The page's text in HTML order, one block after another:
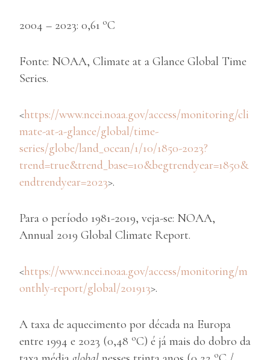
2004 – 2023: 0,61 oC
Fonte: NOAA, Climate at a Glance Global Time
Series.
<https://www.ncei.noaa.gov/access/monitoring/cli
mate-at-a-glance/global/time-
series/globe/land_ocean/1/10/1850-2023?
trend=true&trend_base=10&begtrendyear=1850&
endtrendyear=2023>.
Para o período 1981-2019, veja-se: NOAA,
Annual 2019 Global Climate Report.
<https://www.ncei.noaa.gov/access/monitoring/m
onthly-report/global/201913>.
A taxa de aquecimento por década na Europa
entre 1994 e 2023 (0,48 oC) é já mais do dobro da
o